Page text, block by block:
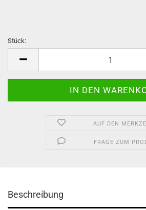
Stück:
AUF DEN
FRAGE ZUM
Beschreibung